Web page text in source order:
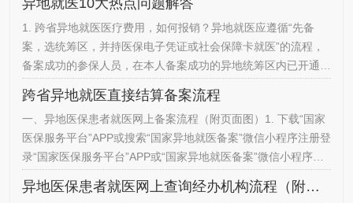
异地就医10大热点问题解答
1. 跨省异地就医医疗费用，如何报销？异地就医应遵循“先备
案，选统筹区，并持医保电子凭证或社会保障卡就医”的流程，
备案成功的参保人员，在本人备案成功的异地统筹区内已开通跨
保电子凭证或社会保障卡直接结算费用。2. 参保人员如何办理
异地就医备案？参保人员跨省异地就医前，需办理跨省异地就医
备案。备案手续可通过国家医保服务平台APP、国家异地就医备
案小程序或…
跨省异地就医直接结算备案流程
一、异地医保患者就医网上备案流程（附页面图）1. 下载“国家
医保服务平台”APP或搜索“国家异地就医备案”微信小程序注册登
录“国家医保服务平台”APP或“国家异地就医备案”微信小程序，
询打开“国家医保服务平台”APP或“国家异地就医备案”微信小程
异地医保患者就医网上查询经办机构流程（附页面图）